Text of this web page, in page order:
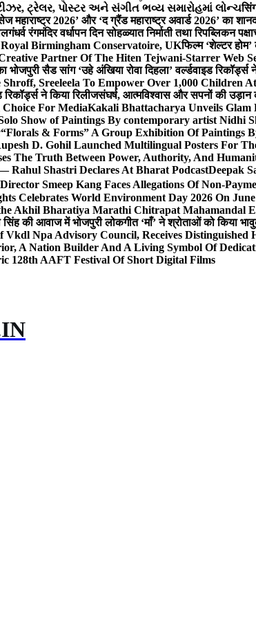
ટ્રેલર, પોસ્ટર અને સંગીત ભવ્ય સમારોહમાં લોન્ચ
महाराष्ट्र 2026’ और ‘द ग्रैंड महाराष्ट्र अवार्ड 2026’ का
रंगमंदिर वर्धापन दिन सोहळ्यात निर्माती तथा रिपब्लिकन
Birmingham Conservatoire, UKफिल्म ‘शेल्टर
Partner Of The Hiten Tejwani-Starrer Web
भोजपुरी सैड सांग ‘उहे अंखिया रोवा दिहला’ वर्ल्डवाइड रिकॉर्ड्स
Sreeleela To Empower Over 1,000 Children
ने किया रिलीजसंघर्ष, आत्मविश्वास और सपनों की उड़ान
For MediaKakali Bhattacharya Unveils
Show of Paintings By contemporary artist Nidhi
“Florals & Forms” A Group Exhibition Of Paintings
D. Gohil Launched Multilingual Posters For
The Truth Between Power, Authority, And
Rahul Shastri Declares At Bharat PodcastDeepak
Smeep Kang Faces Allegations Of Non-
Celebrates World Environment Day 2026 On
Akhil Bharatiya Marathi Chitrapat Mahamandal
सिंह की आवाज में भोजपुरी लोकगीत ‘माँ’ ने श्रोताओं को किया
Npa Advisory Council, Receives
A Nation Builder And A Living Symbol Of
128th AAFT Festival Of Short Digital Films